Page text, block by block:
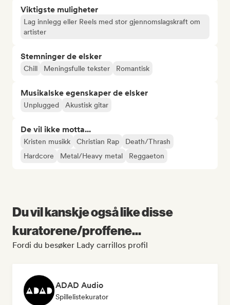
Viktigste muligheter
Lag innlegg eller Reels med stor gjennomslagskraft om
artister
Stemninger de elsker
Chill Meningsfulle tekster Romantisk
Musikalske egenskaper de elsker
Unplugged Akustisk gitar
De vil ikke motta...
Kristen musikk Christian Rap
Death/Thrash
Hardcore
Metal/Heavy metal Reggaeton
Du vil kanskje også like disse
kuratorene/proffene...
Fordi du besøker Lady carrillos profil
ADAD Audio
Spillelistekurator